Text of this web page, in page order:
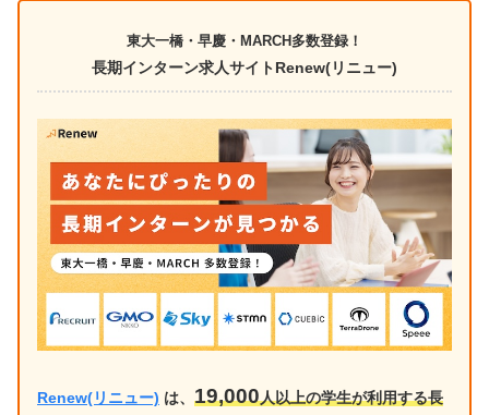
東大一橋・早慶・MARCH多数登録！
長期インターン求人サイトRenew(リニュー)
Renew(リニュー) は、 19,000人以上の学生が利用する長